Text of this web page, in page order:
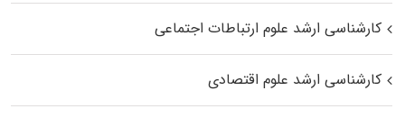
کارشناسی ارشد علوم ارتباطات اجتماعی
کارشناسی ارشد علوم اقتصادی